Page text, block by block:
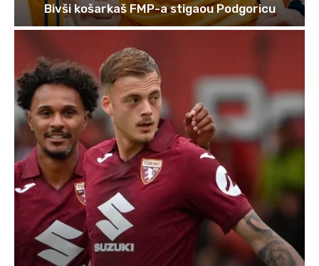
Bivši košarkaš FMP-a stigaou Podgoricu